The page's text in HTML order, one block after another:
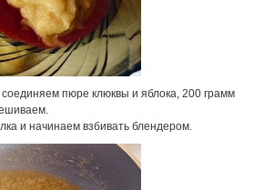
пюре клюквы и яблока, 200 грамм
и начинаем взбивать блендером.